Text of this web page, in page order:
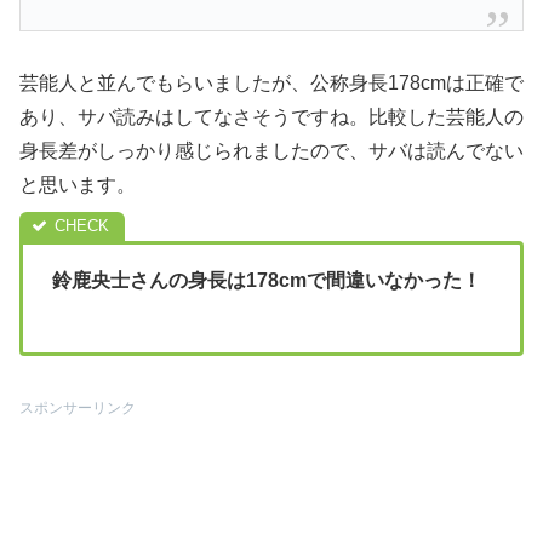
芸能人と並んでもらいましたが、公称身長178cmは正確で
あり、サバ読みはしてなさそうですね。比較した芸能人の
身長差がしっかり感じられましたので、サバは読んでない
と思います。
鈴鹿央士さんの身長は178cmで間違いなかった！
スポンサーリンク